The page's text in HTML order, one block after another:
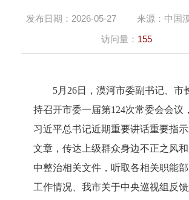
发布日期： 2026-05-27 来源： 中国
访问量： 155
5月26日，漠河市委副书记、市
持召开市委一届第124次常委会会议
习近平总书记近期重要讲话重要指
文章，传达 上级群众身边不正之风
中整治相关文件 ，听取各相关职能
工作情况、我市关于中央巡视组反